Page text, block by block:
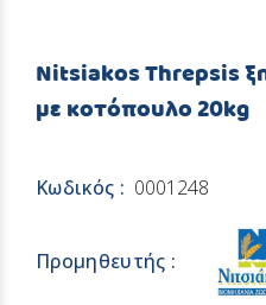
Nitsiakos Threpsis
με κοτόπουλο 20kg
Κωδικός : 0001248
Προμηθευτής :